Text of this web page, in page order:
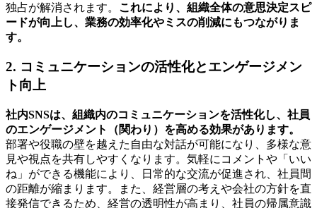
独占が解消されます。 これにより、組織全体の意思決定スピ
ードが向上し、業務の効率化やミスの削減にもつながりま
す。
2. コミュニケーションの活性化とエンゲージメン
ト向上
社内SNSは、組織内のコミュニケーションを活性化し、社員
のエンゲージメント（関わり）を高める効果があります。
部署や役職の壁を越えた自由な対話が可能になり、多様な意
見や視点を共有しやすくなります。気軽にコメントや「いい
ね」ができる機能により、日常的な交流が促進され、社員間
の距離が縮まります。また、経営層の考えや会社の方針を直
接発信できるため、経営の透明性が高まり、社員の帰属意識